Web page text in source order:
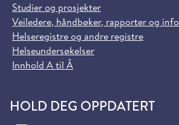
Studier og prosjekter
Veiledere, håndbøker, rapporter og
Helseregistre og andre registre
Helseundersøkelser
Innhold A til Å
HOLD DEG OPPDATERT